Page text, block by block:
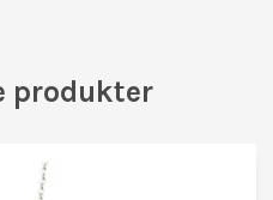
produkter